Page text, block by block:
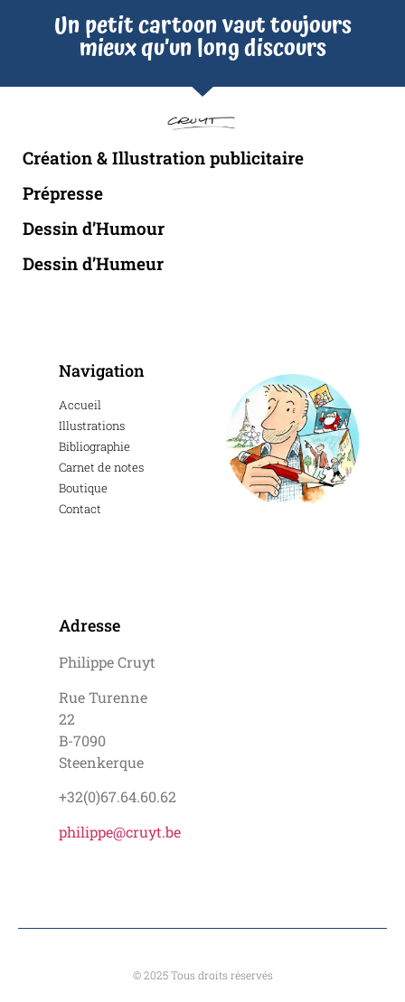
Un petit cartoon vaut toujours
mieux qu’un long discours
Création & Illustration publicitaire
Prépresse
Dessin d’Humour
Dessin d’Humeur
Navigation
Accueil
Illustrations
Bibliographie
Carnet de notes
Boutique
Contact
Adresse
Philippe Cruyt
Rue Turenne
22
B-7090
Steenkerque
+32(0)67.64.60.62
philippe@cruyt.be
© 2025 Tous droits réservés